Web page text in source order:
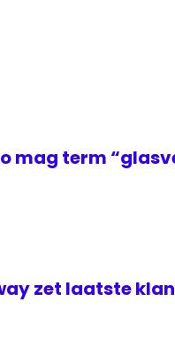
mag term
zet laatste